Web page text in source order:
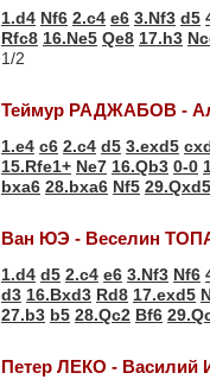
1.d4 Nf6 2.c4 e6 3.Nf3 d5
Rfc8 16.Ne5 Qe8 17.h3
1/2
Теймур РАДЖАБОВ -
1.e4 c6 2.c4 d5 3.exd5
15.Rfe1+ Ne7 16.Qb3 0-0
bxa6 28.bxa6 Nf5 29.Qxd5
Ван ЮЭ - Веселин
1.d4 d5 2.c4 e6 3.Nf3 Nf6
d3 16.Bxd3 Rd8 17.exd5
27.b3 b5 28.Qc2 Bf6
Петер ЛЕКО - Василий